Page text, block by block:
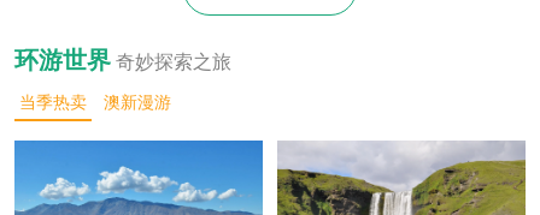
环游世界 奇妙探索之旅
当季热卖 澳新漫游